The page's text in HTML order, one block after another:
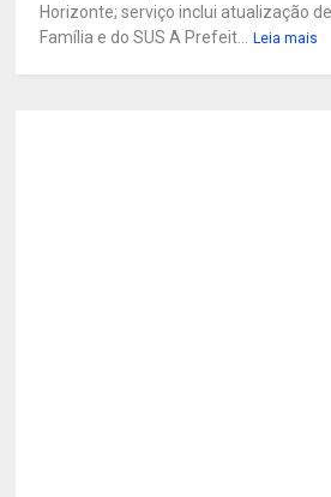
Horizonte; serviço inclui atualização
Família e do SUS A Prefeit...
Leia mais